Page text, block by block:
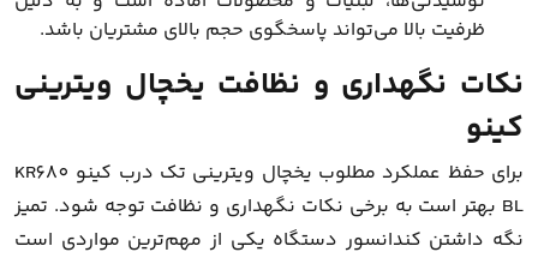
ظرفیت بالا می‌تواند پاسخگوی حجم بالای مشتریان باشد.
نکات نگهداری و نظافت یخچال ویترینی
کینو
برای حفظ عملکرد مطلوب یخچال ویترینی تک درب کینو KR680
BL بهتر است به برخی نکات نگهداری و نظافت توجه شود. تمیز
نگه داشتن کندانسور دستگاه یکی از مهم‌ترین مواردی است